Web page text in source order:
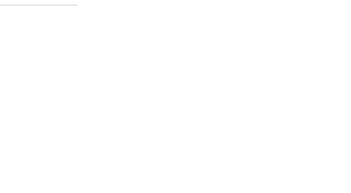
DE CONCIENTIZACIÓN AMBIENTAL
PARA ESCUCHAR, SENTIR Y DESCUBRIR EL ARTE DE